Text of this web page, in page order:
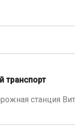
транспорт
станция